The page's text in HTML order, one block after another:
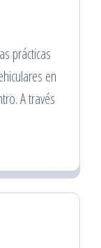
prácticas
en
A través